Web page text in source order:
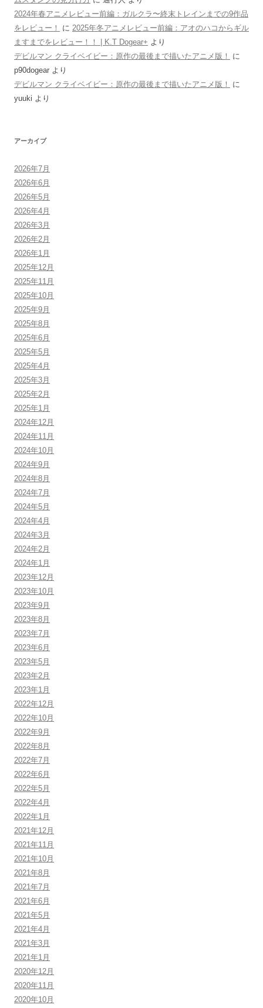
2024年春アニメレビュー前編：ガルクラ〜終末トレインまでの9作品
をレビュー！
に 2025年冬アニメレビュー前編：アオのハコからギル
ますまでをレビュー！！ | K.T Dogear+ より
デビルマン クライベイビー：原作の最後まで描いたアニメ版！
に
p90dogear より
デビルマン クライベイビー：原作の最後まで描いたアニメ版！
に
yuuki より
アーカイブ
2026年7月
2026年6月
2026年5月
2026年4月
2026年3月
2026年2月
2026年1月
2025年12月
2025年11月
2025年10月
2025年9月
2025年8月
2025年6月
2025年5月
2025年4月
2025年3月
2025年2月
2025年1月
2024年12月
2024年11月
2024年10月
2024年9月
2024年8月
2024年7月
2024年5月
2024年4月
2024年3月
2024年2月
2024年1月
2023年12月
2023年10月
2023年9月
2023年8月
2023年7月
2023年6月
2023年5月
2023年2月
2023年1月
2022年12月
2022年10月
2022年9月
2022年8月
2022年7月
2022年6月
2022年5月
2022年4月
2022年1月
2021年12月
2021年11月
2021年10月
2021年8月
2021年7月
2021年6月
2021年5月
2021年4月
2021年3月
2021年1月
2020年12月
2020年11月
2020年10月